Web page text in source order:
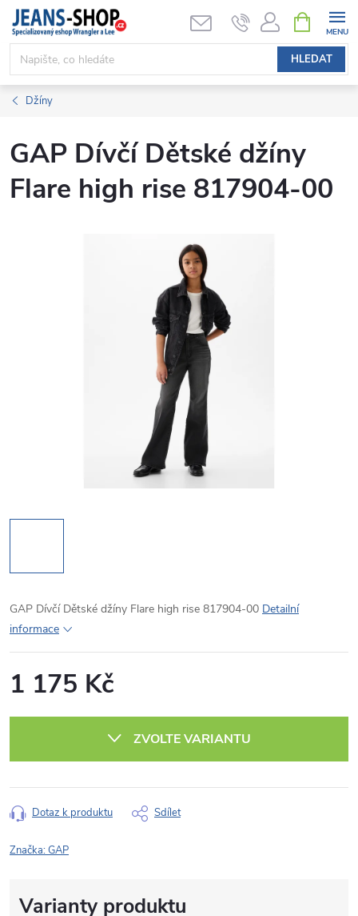
Přejít
obsah
HLEDAT
NÁKUPNÍ
KOŠÍK
Džíny
GAP Dívčí Dětské džíny
Flare high rise 817904-00
GAP Dívčí Dětské džíny Flare high rise 817904-00 Detailní
informace
1 175 Kč
ZVOLTE VARIANTU
Dotaz k produktu Sdílet
Značka:GAP